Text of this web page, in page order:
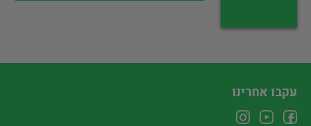
עקבו אחרינו